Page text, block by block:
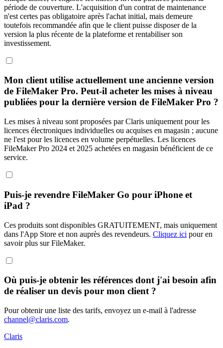
période de couverture. L'acquisition d'un contrat de maintenance
n'est certes pas obligatoire après l'achat initial, mais demeure
toutefois recommandée afin que le client puisse disposer de la
version la plus récente de la plateforme et rentabiliser son
investissement.
Mon client utilise actuellement une ancienne version
de FileMaker Pro. Peut-il acheter les mises à niveau
publiées pour la dernière version de FileMaker Pro ?
Les mises à niveau sont proposées par Claris uniquement pour les
licences électroniques individuelles ou acquises en magasin ; aucune
ne l'est pour les licences en volume perpétuelles. Les licences
FileMaker Pro 2024 et 2025 achetées en magasin bénéficient de ce
service.
Puis-je revendre FileMaker Go pour iPhone et
iPad ?
Ces produits sont disponibles GRATUITEMENT, mais uniquement
dans l'App Store et non auprès des revendeurs. Cliquez ici pour en
savoir plus sur FileMaker.
Où puis-je obtenir les références dont j'ai besoin afin
de réaliser un devis pour mon client ?
Pour obtenir une liste des tarifs, envoyez un e-mail à l'adresse
channel@claris.com.
Claris